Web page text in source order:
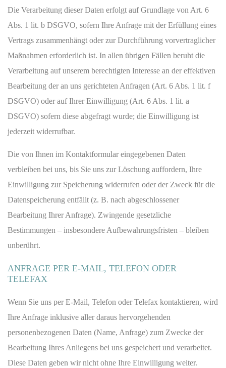
Die Verarbeitung dieser Daten erfolgt auf Grundlage von Art. 6
Abs. 1 lit. b DSGVO, sofern Ihre Anfrage mit der Erfüllung eines
Vertrags zusammenhängt oder zur Durchführung vorvertraglicher
Maßnahmen erforderlich ist. In allen übrigen Fällen beruht die
Verarbeitung auf unserem berechtigten Interesse an der effektiven
Bearbeitung der an uns gerichteten Anfragen (Art. 6 Abs. 1 lit. f
DSGVO) oder auf Ihrer Einwilligung (Art. 6 Abs. 1 lit. a
DSGVO) sofern diese abgefragt wurde; die Einwilligung ist
jederzeit widerrufbar.
Die von Ihnen im Kontaktformular eingegebenen Daten
verbleiben bei uns, bis Sie uns zur Löschung auffordern, Ihre
Einwilligung zur Speicherung widerrufen oder der Zweck für die
Datenspeicherung entfällt (z. B. nach abgeschlossener
Bearbeitung Ihrer Anfrage). Zwingende gesetzliche
Bestimmungen – insbesondere Aufbewahrungsfristen – bleiben
unberührt.
ANFRAGE PER E-MAIL, TELEFON ODER
TELEFAX
Wenn Sie uns per E-Mail, Telefon oder Telefax kontaktieren, wird
Ihre Anfrage inklusive aller daraus hervorgehenden
personenbezogenen Daten (Name, Anfrage) zum Zwecke der
Bearbeitung Ihres Anliegens bei uns gespeichert und verarbeitet.
Diese Daten geben wir nicht ohne Ihre Einwilligung weiter.